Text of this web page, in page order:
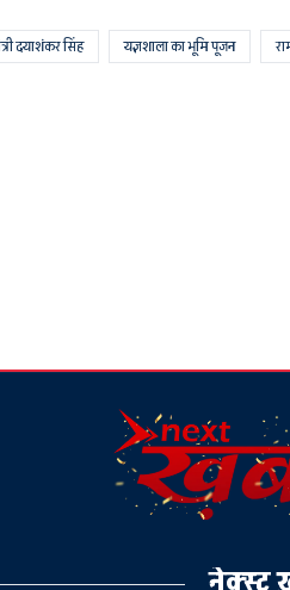
दयाशंकर सिंह यज्ञशाला का भूमि पूजन